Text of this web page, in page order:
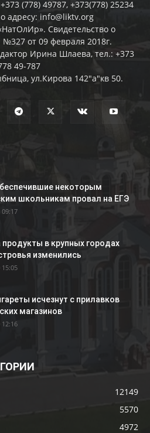
(778) 49787, +373(778) 25234
адресу: info@liktv.org
Свидетельство о
от 09 февраля 2018г.
Ирина Шлаева, тел.: +373
49-787
ул.Кирова 142"а"кв 50.
некоторым
школьникам провал на ЕГЭ
в крупных городах
изменились
исчезнут с прилавков
магазинов
12149
5570
4972